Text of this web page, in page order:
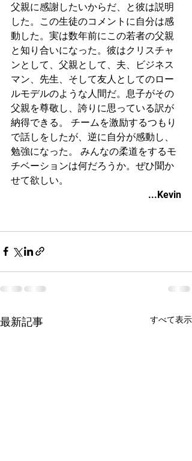
父親に感謝したいからだ、と彼は説明
した。この生徒のコメントに自分は感
動した。実は数年前にこの若者の父親
と知り合いになった。彼はクリスチャ
ンとして、父親として、夫、ビジネス
マン、先生、そして友人としてのロー
ルモデルのような人間だ。息子がその
父親を尊敬し、誇りに思っている訳が
納得できる。 チームを激励するつもり
で話しをしたが、逆に自分が感動し、
勉強になった。 みんなの柔道をするモ
チベーションは何だろうか。ぜひ聞か
せて欲しい。
...Kevin
最新記事 すべて表示